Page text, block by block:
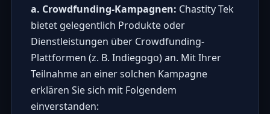
a. Crowdfunding-Kampagnen: Chastity Tek
bietet gelegentlich Produkte oder
Dienstleistungen über Crowdfunding-
Plattformen (z. B. Indiegogo) an. Mit Ihrer
Teilnahme an einer solchen Kampagne
erklären Sie sich mit Folgendem
einverstanden: